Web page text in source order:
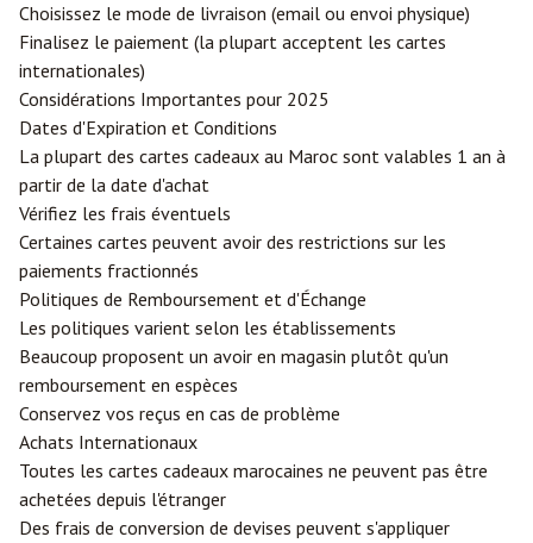
Choisissez le mode de livraison (email ou envoi physique)
Finalisez le paiement (la plupart acceptent les cartes
internationales)
Considérations Importantes pour 2025
Dates d'Expiration et Conditions
La plupart des cartes cadeaux au Maroc sont valables 1 an à
partir de la date d'achat
Vérifiez les frais éventuels
Certaines cartes peuvent avoir des restrictions sur les
paiements fractionnés
Politiques de Remboursement et d'Échange
Les politiques varient selon les établissements
Beaucoup proposent un avoir en magasin plutôt qu'un
remboursement en espèces
Conservez vos reçus en cas de problème
Achats Internationaux
Toutes les cartes cadeaux marocaines ne peuvent pas être
achetées depuis l'étranger
Des frais de conversion de devises peuvent s'appliquer